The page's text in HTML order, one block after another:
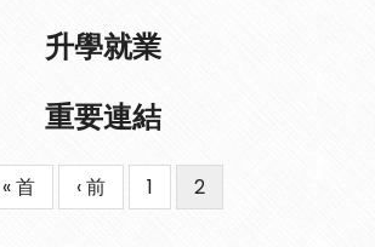
升學就業
重要連結
First
page
« 首
Previous
page
‹ 前 Page
1
目
前
2